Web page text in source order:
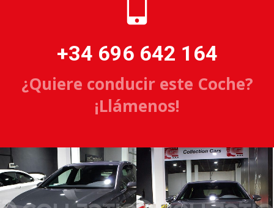
+34 696 642 164
¿Quiere conducir este Coche?
¡Llámenos!